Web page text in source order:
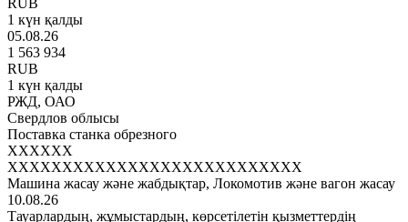
RUB
1 күн қалды
05.08.26
1 563 934
RUB
1 күн қалды
РЖД, ОАО
Свердлов облысы
Поставка станка обрезного
XXXXXX
XXXXXXXXXXXXXXXXXXXXXXXXXXX
Машина жасау және жабдықтар, Локомотив және вагон жасау
10.08.26
Тауарлардың, жұмыстардың, көрсетілетін қызметтердің